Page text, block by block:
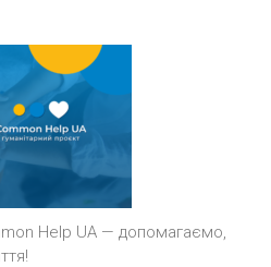
Help UA — допомагаємо,